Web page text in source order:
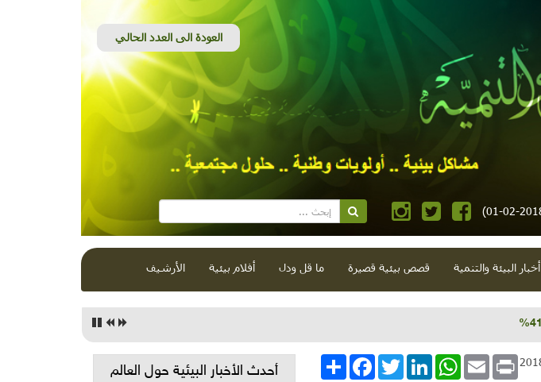
أخبار البيئة والتنمية قصص بيئية قصيرة ما قل ودل أفلام بيئية الأرشيف
انشر
FacebookTwitterLinkedInWhatsApp Email Print
أحدث الأخبار البيئية حول العالم